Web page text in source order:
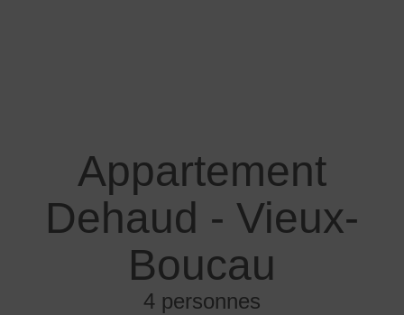
Appartement
Dehaud - Vieux-
Boucau
4 personnes